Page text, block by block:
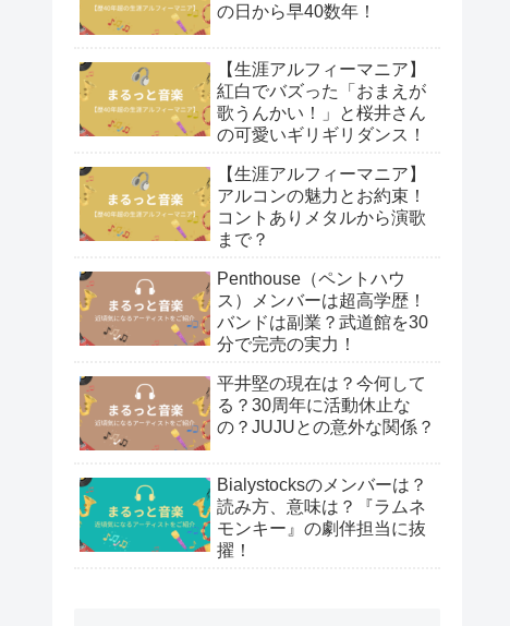
の日から早40数年！
【生涯アルフィーマニア】
紅白でバズった「おまえが
歌うんかい！」と桜井さん
の可愛いギリギリダンス！
【生涯アルフィーマニア】
アルコンの魅力とお約束！
コントありメタルから演歌
まで？
Penthouse（ペントハウ
ス）メンバーは超高学歴！
バンドは副業？武道館を30
分で完売の実力！
平井堅の現在は？今何して
る？30周年に活動休止な
の？JUJUとの意外な関係？
Bialystocksのメンバーは？
読み方、意味は？『ラムネ
モンキー』の劇伴担当に抜
擢！